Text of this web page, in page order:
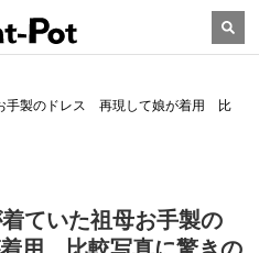
手製のドレス 再現して娘が着用 比
ていた祖母お手製の